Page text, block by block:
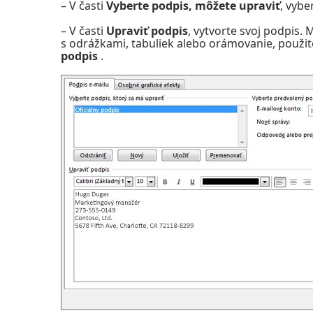
– V časti Vyberte podpis, môžete upraviť,
– V časti Upraviť podpis, vytvorte svoj podpis.
s odrážkami, tabuliek alebo orámovanie,
podpis .